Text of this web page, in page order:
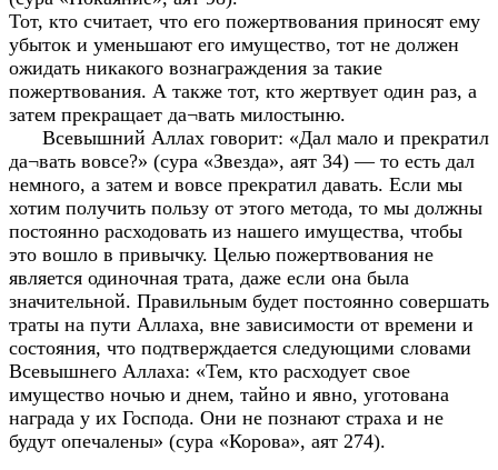
Тот, кто считает, что его пожертвования приносят ему
убыток и уменьшают его имущество, тот не должен
ожидать никакого вознаграждения за такие
пожертвования. А также тот, кто жертвует один раз, а
затем прекращает да¬вать милостыню.
Всевышний Аллах говорит: «Дал мало и прекратил
да¬вать вовсе?» (сура «Звезда», аят 34) — то есть дал
немного, а затем и вовсе прекратил давать. Если мы
хотим получить пользу от этого метода, то мы должны
постоянно расходовать из нашего имущества, чтобы
это вошло в привычку. Целью пожертвования не
является одиночная трата, даже если она была
значительной. Правильным будет постоянно совершать
траты на пути Аллаха, вне зависимости от времени и
состояния, что подтверждается следующими словами
Всевышнего Аллаха: «Тем, кто расходует свое
имущество ночью и днем, тайно и явно, уготована
награда у их Господа. Они не познают страха и не
будут опечалены» (сура «Корова», аят 274).